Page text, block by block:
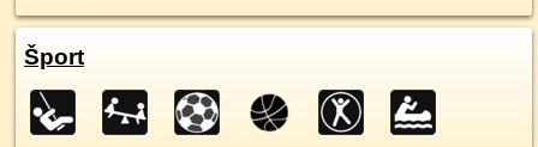
Šport